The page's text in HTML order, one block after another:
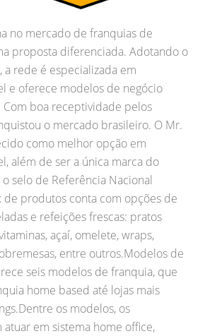
no mercado de franquias de
proposta diferenciada. Adotando o
a rede é especializada em
e oferece modelos de negócio
Com boa receptividade pelos
o mercado brasileiro. O Mr.
como melhor opção em
além de ser a única marca do
selo de Referência Nacional
de produtos conta com opções de
e refeições frescas: pratos
açaí, omelete, wraps,
entre outros.Modelos de
seis modelos de franquia, que
home based até lojas mais
os modelos, os
em sistema home office,